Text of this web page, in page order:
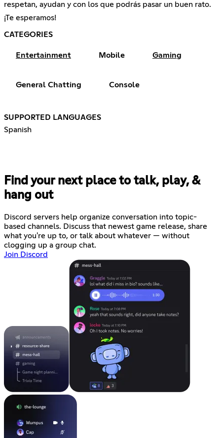
respetan, ayudan y con los que podrás pasar un buen rato.
¡Te esperamos!
CATEGORIES
Entertainment Mobile Gaming
General Chatting Console
SUPPORTED LANGUAGES
Spanish
Find your next place to talk, play, &
hang out
Discord servers help organize conversation into topic-
based channels. Discuss that newest game release, share
what you're up to, or talk about whatever — without
clogging up a group chat.
Join Discord